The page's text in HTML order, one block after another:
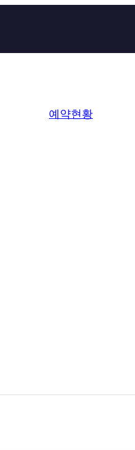
예약현황